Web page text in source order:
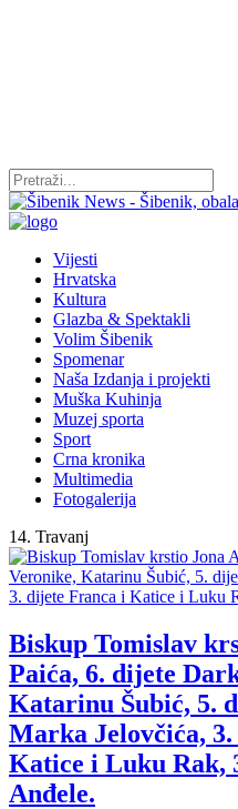
Vijesti
Hrvatska
Kultura
Glazba & Spektakli
Volim Šibenik
Spomenar
Naša Izdanja i projekti
Muška Kuhinja
Muzej sporta
Sport
Crna kronika
Multimedia
Fotogalerija
14. Travanj
Biskup Tomislav
Paića, 6. dijete
Katarinu Šubić, 5.
Marka Jelovčića,
Katice i Luku Rak,
Anđele.